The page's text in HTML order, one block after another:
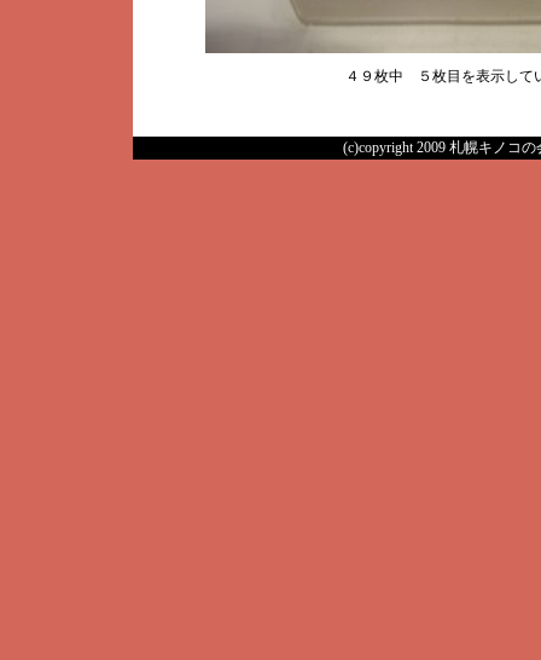
４９枚中 ５枚目を表示し
(c)copyright 2009 札幌キノコ